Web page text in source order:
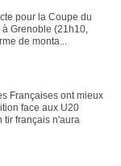
pour la Coupe du
Grenoble (21h10,
de monta...
Françaises ont mieux
face aux U20
tir français n'aura